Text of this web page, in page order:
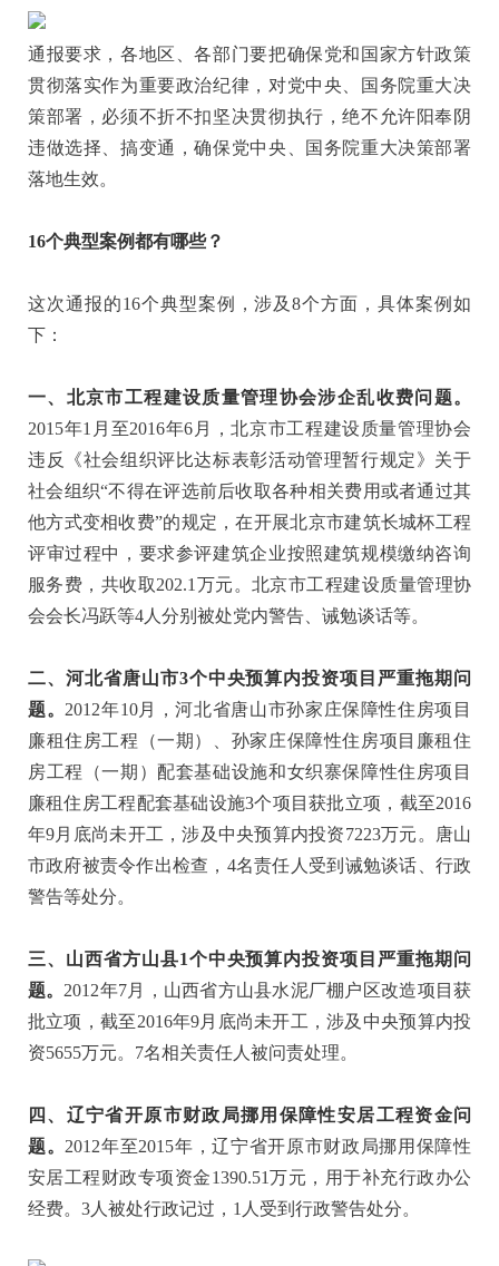
通报要求，各地区、各部门要把确保党和国家方针政策
贯彻落实作为重要政治纪律，对党中央、国务院重大决
策部署，必须不折不扣坚决贯彻执行，绝不允许阳奉阴
违做选择、搞变通，确保党中央、国务院重大决策部署
落地生效。
16个典型案例都有哪些？
这次通报的16个典型案例，涉及8个方面，具体案例如
下：
一、北京市工程建设质量管理协会涉企乱收费问题。
2015年1月至2016年6月，北京市工程建设质量管理协会
违反《社会组织评比达标表彰活动管理暂行规定》关于
社会组织“不得在评选前后收取各种相关费用或者通过其
他方式变相收费”的规定，在开展北京市建筑长城杯工程
评审过程中，要求参评建筑企业按照建筑规模缴纳咨询
服务费，共收取202.1万元。北京市工程建设质量管理协
会会长冯跃等4人分别被处党内警告、诫勉谈话等。
二、河北省唐山市3个中央预算内投资项目严重拖期问
题。 2012年10月，河北省唐山市孙家庄保障性住房项目
廉租住房工程（一期）、孙家庄保障性住房项目廉租住
房工程（一期）配套基础设施和女织寨保障性住房项目
廉租住房工程配套基础设施3个项目获批立项，截至2016
年9月底尚未开工，涉及中央预算内投资7223万元。唐山
市政府被责令作出检查，4名责任人受到诫勉谈话、行政
警告等处分。
三、山西省方山县1个中央预算内投资项目严重拖期问
题。 2012年7月，山西省方山县水泥厂棚户区改造项目获
批立项，截至2016年9月底尚未开工，涉及中央预算内投
资5655万元。7名相关责任人被问责处理。
四、辽宁省开原市财政局挪用保障性安居工程资金问
题。 2012年至2015年，辽宁省开原市财政局挪用保障性
安居工程财政专项资金1390.51万元，用于补充行政办公
经费。3人被处行政记过，1人受到行政警告处分。